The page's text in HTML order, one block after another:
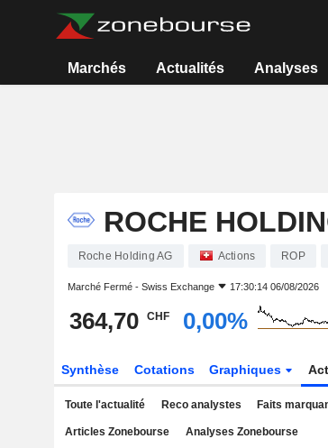
Marchés Actualités Analyses
ROCHE
Roche Holding AG Actions ROP
Marché Fermé - Swiss Exchange 17:30:14 06/08/2026
364,70 CHF 0,00%
Synthèse Cotations Graphiques
Toute l'actualité Reco analystes Faits
Articles Zonebourse Analyses Zonebourse